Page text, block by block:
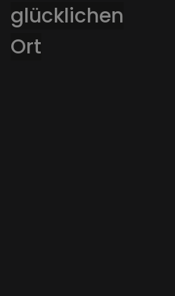
glücklichen
Ort